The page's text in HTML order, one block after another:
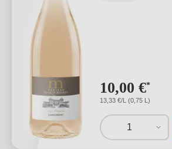
10,00 €*
13,33 €/L (0,75 L)
1